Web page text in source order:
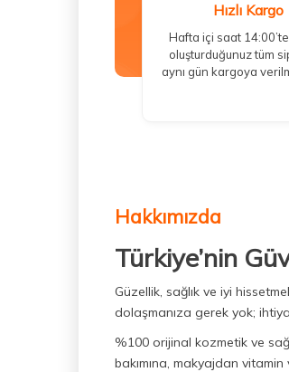
Hızlı Kargo
Hafta içi saat
oluşturduğunuz tüm
aynı gün kargoya
Hakkımızda
Türkiye’nin
Güzellik, sağlık ve iyi
dolaşmanıza gerek yok;
%100 orijinal kozmetik ve
bakımına, makyajdan